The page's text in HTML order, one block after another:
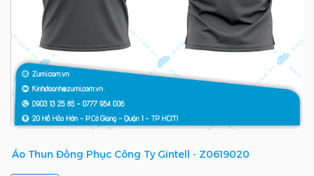
Áo Thun Đồng Phục Công Ty Gintell - Z0619020